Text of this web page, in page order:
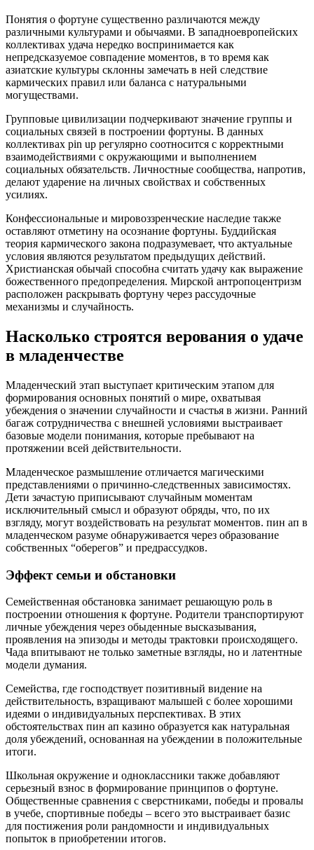
Понятия о фортуне существенно различаются между
различными культурами и обычаями. В западноевропейских
коллективах удача нередко воспринимается как
непредсказуемое совпадение моментов, в то время как
азиатские культуры склонны замечать в ней следствие
кармических правил или баланса с натуральными
могуществами.
Групповые цивилизации подчеркивают значение группы и
социальных связей в построении фортуны. В данных
коллективах pin up регулярно соотносится с корректными
взаимодействиями с окружающими и выполнением
социальных обязательств. Личностные сообщества, напротив,
делают ударение на личных свойствах и собственных
усилиях.
Конфессиональные и мировоззренческие наследие также
оставляют отметину на осознание фортуны. Буддийская
теория кармического закона подразумевает, что актуальные
условия являются результатом предыдущих действий.
Христианская обычай способна считать удачу как выражение
божественного предопределения. Мирской антропоцентризм
расположен раскрывать фортуну через рассудочные
механизмы и случайность.
Насколько строятся верования о удаче
в младенчестве
Младенческий этап выступает критическим этапом для
формирования основных понятий о мире, охватывая
убеждения о значении случайности и счастья в жизни. Ранний
багаж сотрудничества с внешней условиями выстраивает
базовые модели понимания, которые пребывают на
протяжении всей действительности.
Младенческое размышление отличается магическими
представлениями о причинно-следственных зависимостях.
Дети зачастую приписывают случайным моментам
исключительный смысл и образуют обряды, что, по их
взгляду, могут воздействовать на результат моментов. пин ап в
младенческом разуме обнаруживается через образование
собственных “оберегов” и предрассудков.
Эффект семьи и обстановки
Семейственная обстановка занимает решающую роль в
построении отношения к фортуне. Родители транспортируют
личные убеждения через обыденные высказывания,
проявления на эпизоды и методы трактовки происходящего.
Чада впитывают не только заметные взгляды, но и латентные
модели думания.
Семейства, где господствует позитивный видение на
действительность, взращивают малышей с более хорошими
идеями о индивидуальных перспективах. В этих
обстоятельствах пин ап казино образуется как натуральная
доля убеждений, основанная на убеждении в положительные
итоги.
Школьная окружение и одноклассники также добавляют
серьезный взнос в формирование принципов о фортуне.
Общественные сравнения с сверстниками, победы и провалы
в учебе, спортивные победы – всего это выстраивает базис
для постижения роли рандомности и индивидуальных
попыток в приобретении итогов.